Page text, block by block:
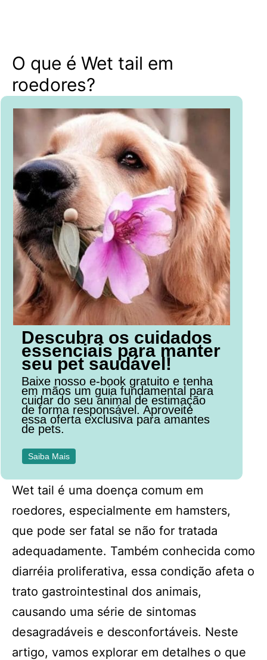
O que é Wet tail em
roedores?
Descubra os cuidados
essenciais para manter
seu pet saudável!
Baixe nosso e-book gratuito e tenha
em mãos um guia fundamental para
cuidar do seu animal de estimação
de forma responsável. Aproveite
essa oferta exclusiva para amantes
de pets.
Saiba Mais
Wet tail é uma doença comum em
roedores, especialmente em hamsters,
que pode ser fatal se não for tratada
adequadamente. Também conhecida como
diarréia proliferativa, essa condição afeta o
trato gastrointestinal dos animais,
causando uma série de sintomas
desagradáveis e desconfortáveis. Neste
artigo, vamos explorar em detalhes o que